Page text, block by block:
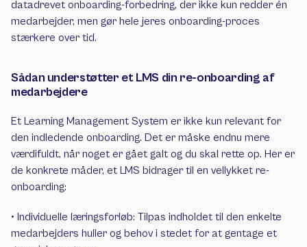
datadrevet onboarding-forbedring, der ikke kun redder én
medarbejder, men gør hele jeres onboarding-proces
stærkere over tid.
Sådan understøtter et LMS din re-onboarding af
medarbejdere
Et Learning Management System er ikke kun relevant for
den indledende onboarding. Det er måske endnu mere
værdifuldt, når noget er gået galt og du skal rette op. Her er
de konkrete måder, et LMS bidrager til en vellykket re-
onboarding:
• Individuelle læringsforløb: Tilpas indholdet til den enkelte
medarbejders huller og behov i stedet for at gentage et